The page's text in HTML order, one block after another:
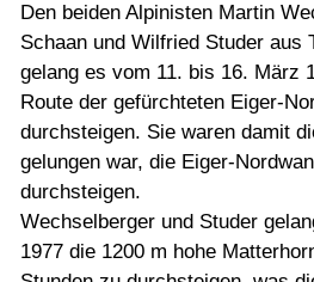
Den beiden Alpinisten Martin
Schaan und Wilfried Studer aus
gelang es vom 11. bis 16. März
Route der gefürchteten Eiger-
durchsteigen. Sie waren damit
gelungen war, die Eiger-
durchsteigen.
Wechselberger und Studer
1977 die 1200 m hohe